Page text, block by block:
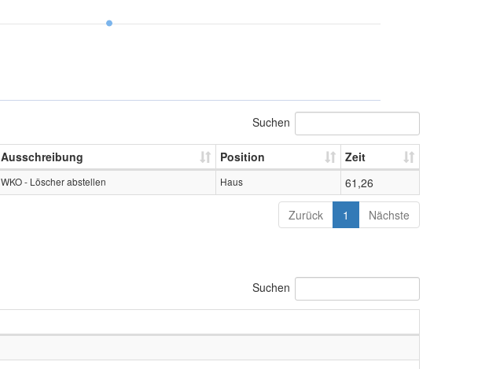
Suchen
Ausschreibung Position
Zeit
WKO - Löscher abstellen Haus
61,26
Zurück 1 Nächste
Suchen